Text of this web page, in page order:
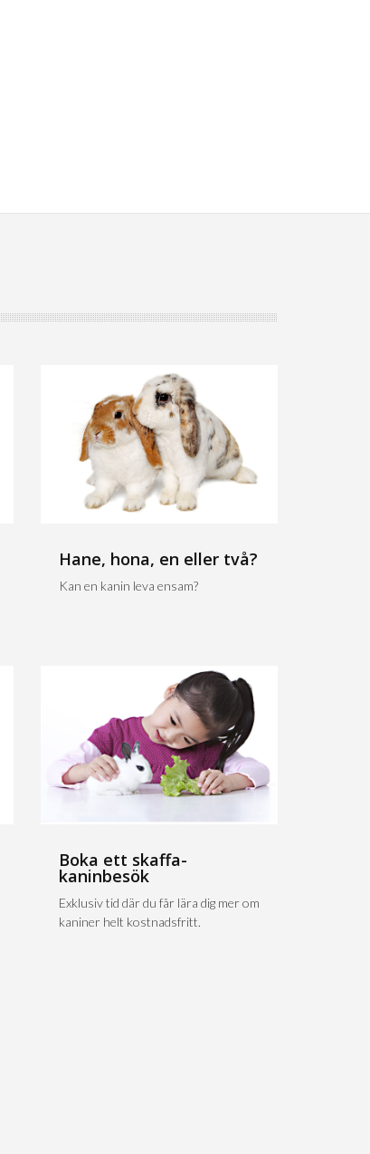
Hane, hona, en eller två?
Kan en kanin leva ensam?
Boka ett skaffa-
kaninbesök
Exklusiv tid där du får lära dig mer om
kaniner helt kostnadsfritt.